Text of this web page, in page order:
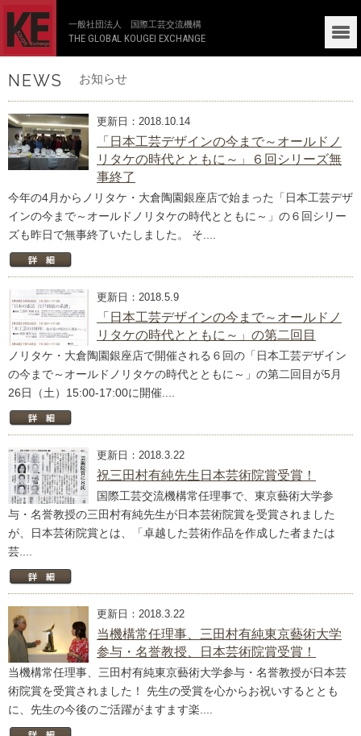
一般社団法人 国際工芸交流機構
THE GLOBAL KOUGEI EXCHANGE
NEWS お知らせ
更新日：2018.10.14
「日本工芸デザインの今まで～オールドノ
リタケの時代とともに～」６回シリーズ無
事終了
今年の4月からノリタケ・大倉陶園銀座店で始まった「日本工芸デザ
インの今まで～オールドノリタケの時代とともに～」の６回シリー
ズも昨日で無事終了いたしました。 そ....
更新日：2018.5.9
「日本工芸デザインの今まで～オールドノ
リタケの時代とともに～」の第二回目
ノリタケ・大倉陶園銀座店で開催される６回の「日本工芸デザイン
の今まで～オールドノリタケの時代とともに～」の第二回目が5月
26日（土）15:00-17:00に開催....
更新日：2018.3.22
祝三田村有純先生日本芸術院賞受賞！
国際工芸交流機構常任理事で、東京藝術大学参
与・名誉教授の三田村有純先生が日本芸術院賞を受賞されました
が、日本芸術院賞とは、「卓越した芸術作品を作成した者または
芸....
更新日：2018.3.22
当機構常任理事、三田村有純東京藝術大学
参与・名誉教授、日本芸術院賞受賞！
当機構常任理事、三田村有純東京藝術大学参与・名誉教授が日本芸
術院賞を受賞されました！ 先生の受賞を心からお祝いするととも
に、先生の今後のご活躍がますます楽....